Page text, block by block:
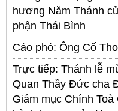
hương Năm Thánh
phận Thái Bình
Cáo phó: Ông Cố
Trực tiếp: Thánh lễ
Quan Thầy Đức cha
Giám mục Chính